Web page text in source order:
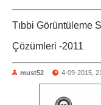
Tıbbi Görüntüleme
Çözümleri -2011
must52 4-09-2015,